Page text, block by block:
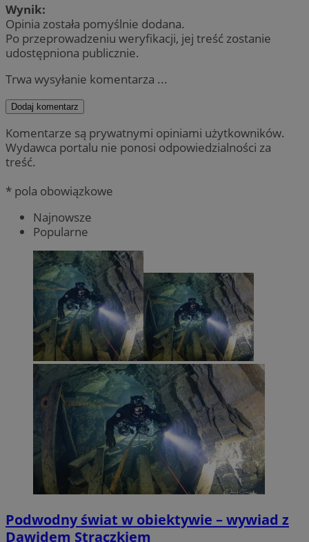
Wynik:
Opinia została pomyślnie dodana.
Po przeprowadzeniu weryfikacji, jej treść zostanie
udostępniona publicznie.
Trwa wysyłanie komentarza ...
Dodaj komentarz
Komentarze są prywatnymi opiniami użytkowników.
Wydawca portalu nie ponosi odpowiedzialności za
treść.
* pola obowiązkowe
Najnowsze
Popularne
Podwodny świat w obiektywie – wywiad z
Dawidem Strączkiem